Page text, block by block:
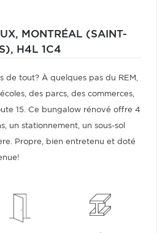
MONTRÉAL (SAINT-
H4L 1C4
de tout? À quelques pas du REM,
des parcs, des commerces,
15. Ce bungalow rénové offre 4
un stationnement, un sous-sol
Propre, bien entretenu et doté